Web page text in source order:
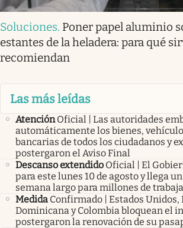
Soluciones. Poner papel aluminio
estantes de la heladera: para qué
recomiendan
Las más leídas
Atención Oficial | Las autoridades
automáticamente los bienes,
bancarias de todos los ciudadanos y
postergaron el Aviso Final
Descanso extendido Oficial | El
para este lunes 10 de agosto y llega
semana largo para millones de
Medida Confirmado | Estados Unidos,
Dominicana y Colombia bloquean el
postergaron la renovación de su